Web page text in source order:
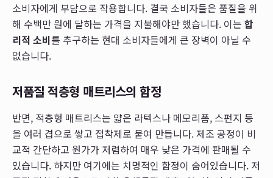
소비자에게 부담으로 작용합니다. 결국 소비자들은 품질을 위
해 수백만 원에 달하는 가격을 지불해야만 했습니다. 이는 합
리적 소비를 추구하는 현대 소비자들에게 큰 장벽이 아닐 수
없습니다.
저품질 적층형 매트리스의 함정
반면, 적층형 매트리스는 얇은 라텍스나 메모리폼, 스펀지 등
을 여러 겹으로 쌓고 접착제로 붙여 만듭니다. 제조 공정이 비
교적 간단하고 원가가 저렴하여 매우 낮은 가격에 판매될 수
있습니다. 하지만 여기에는 치명적인 함정이 숨어있습니다. 저